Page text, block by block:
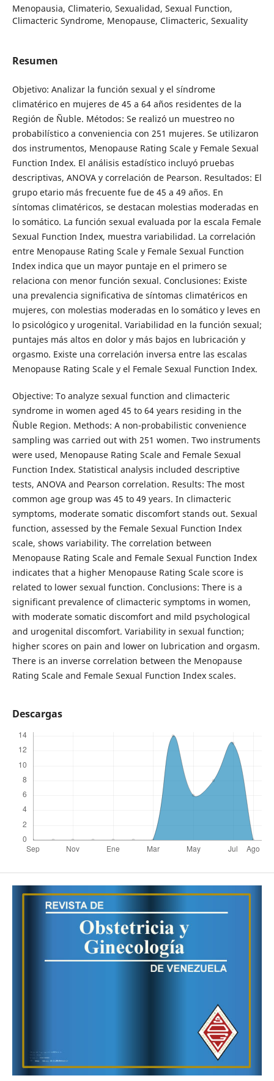
Menopausia, Climaterio, Sexualidad, Sexual Function,
Climacteric Syndrome, Menopause, Climacteric, Sexuality
Resumen
Objetivo: Analizar la función sexual y el síndrome
climatérico en mujeres de 45 a 64 años residentes de la
Región de Ñuble. Métodos: Se realizó un muestreo no
probabilístico a conveniencia con 251 mujeres. Se utilizaron
dos instrumentos, Menopause Rating Scale y Female Sexual
Function Index. El análisis estadístico incluyó pruebas
descriptivas, ANOVA y correlación de Pearson. Resultados: El
grupo etario más frecuente fue de 45 a 49 años. En
síntomas climatéricos, se destacan molestias moderadas en
lo somático. La función sexual evaluada por la escala Female
Sexual Function Index, muestra variabilidad. La correlación
entre Menopause Rating Scale y Female Sexual Function
Index indica que un mayor puntaje en el primero se
relaciona con menor función sexual. Conclusiones: Existe
una prevalencia significativa de síntomas climatéricos en
mujeres, con molestias moderadas en lo somático y leves en
lo psicológico y urogenital. Variabilidad en la función sexual;
puntajes más altos en dolor y más bajos en lubricación y
orgasmo. Existe una correlación inversa entre las escalas
Menopause Rating Scale y el Female Sexual Function Index.
Objective: To analyze sexual function and climacteric
syndrome in women aged 45 to 64 years residing in the
Ñuble Region. Methods: A non-probabilistic convenience
sampling was carried out with 251 women. Two instruments
were used, Menopause Rating Scale and Female Sexual
Function Index. Statistical analysis included descriptive
tests, ANOVA and Pearson correlation. Results: The most
common age group was 45 to 49 years. In climacteric
symptoms, moderate somatic discomfort stands out. Sexual
function, assessed by the Female Sexual Function Index
scale, shows variability. The correlation between
Menopause Rating Scale and Female Sexual Function Index
indicates that a higher Menopause Rating Scale score is
related to lower sexual function. Conclusions: There is a
significant prevalence of climacteric symptoms in women,
with moderate somatic discomfort and mild psychological
and urogenital discomfort. Variability in sexual function;
higher scores on pain and lower on lubrication and orgasm.
There is an inverse correlation between the Menopause
Rating Scale and Female Sexual Function Index scales.
Descargas